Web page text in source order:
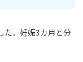
た。妊娠3カ月と分